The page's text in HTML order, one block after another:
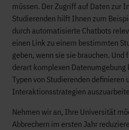
müssen. Der Zugriff auf Daten zur
Studierenden hilft Ihnen zum
durch automatisierte Chatbots
einen Link zu einem bestimmten
geben, wenn sie sie brauchen. Und
derart komplexen
Typen von Studierenden definieren
Interaktionsstrategien
Nehmen wir an, Ihre Universität
Abbrechern im ersten Jahr